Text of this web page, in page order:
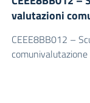
valutazioni
CEEE8BB012 –